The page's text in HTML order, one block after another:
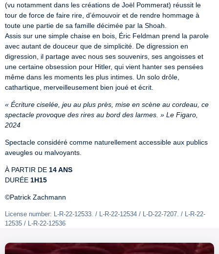
(vu notamment dans les créations de Joël Pommerat) réussit le
tour de force de faire rire, d’émouvoir et de rendre hommage à
toute une partie de sa famille décimée par la Shoah.
Assis sur une simple chaise en bois, Éric Feldman prend la parole
avec autant de douceur que de simplicité. De digression en
digression, il partage avec nous ses souvenirs, ses angoisses et
une certaine obsession pour Hitler, qui vient hanter ses pensées
même dans les moments les plus intimes. Un solo drôle,
cathartique, merveilleusement bien joué et écrit.
« Écriture ciselée, jeu au plus près, mise en scène au cordeau, ce
spectacle provoque des rires au bord des larmes. » Le Figaro,
2024
Spectacle considéré comme naturellement accessible aux publics
aveugles ou malvoyants.
À PARTIR DE 14 ANS
DURÉE 1H15
©Patrick Zachmann
License number: L-R-22-12533. / L-R-22-12534 / L-D-22-7207. / L-R-22-
12535 / L-R-22-12536